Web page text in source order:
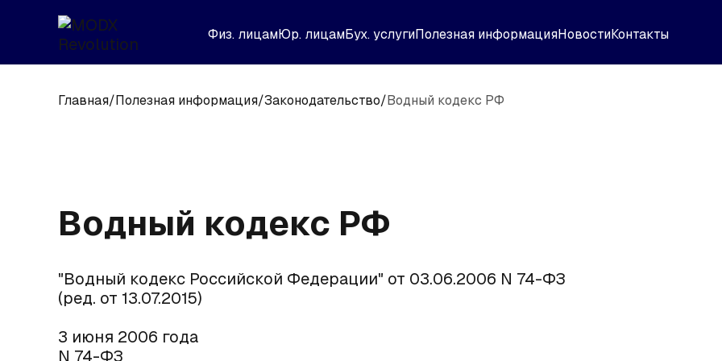
Физ. лицамЮр. лицамБух. услугиПолезная информацияНовостиКонтакты
Главная/Полезная информация/Законодательство/Водный кодекс РФ
Водный кодекс РФ
"Водный кодекс Российской Федерации" от 03.06.2006 N 74-ФЗ
(ред. от 13.07.2015)
3 июня 2006 года
N 74-ФЗ